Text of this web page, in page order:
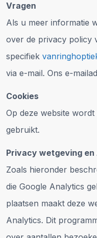
Vragen
Als u meer informatie
over de privacy policy
specifiek
via e-mail. Ons e-
Cookies
Op deze website
gebruikt.
Privacy wetgeving
Zoals hieronder
die Google Analytics
plaatsen maakt deze
Analytics. Dit